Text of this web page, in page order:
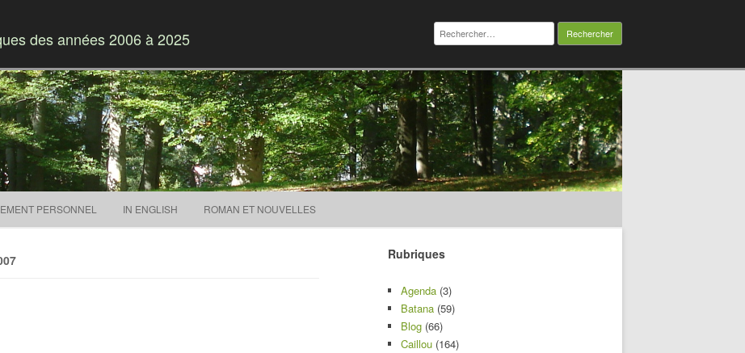
des années 2006 à 2025
Rechercher :
PERSONNEL IN ENGLISH ROMAN ET NOUVELLES
Rubriques
Agenda (3)
Batana (59)
Blog (66)
Caillou (164)